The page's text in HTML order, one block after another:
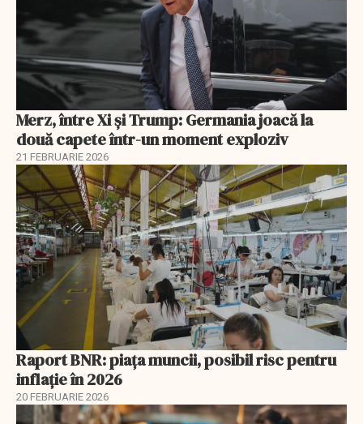
Merz, între Xi și Trump: Germania joacă la
două capete într-un moment exploziv
21 FEBRUARIE 2026
Raport BNR: piața muncii, posibil risc pentru
inflație în 2026
20 FEBRUARIE 2026